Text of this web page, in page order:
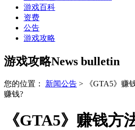
游戏百科
资费
公告
游戏攻略
游戏攻略News bulletin
您的位置： 新闻公告 >
《GTA5》赚
赚钱?
《GTA5》赚钱方